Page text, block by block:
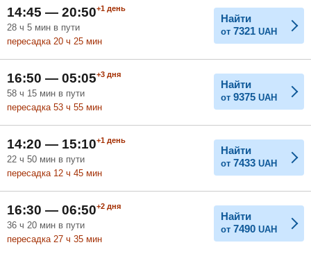
14:45 — 20:50+1 день
28 ч 5 мин в пути
пересадка 20 ч 25 мин
Найти
от 7321 UAH
16:50 — 05:05+3 дня
58 ч 15 мин в пути
пересадка 53 ч 55 мин
Найти
от 9375 UAH
14:20 — 15:10+1 день
22 ч 50 мин в пути
пересадка 12 ч 45 мин
Найти
от 7433 UAH
16:30 — 06:50+2 дня
36 ч 20 мин в пути
пересадка 27 ч 35 мин
Найти
от 7490 UAH